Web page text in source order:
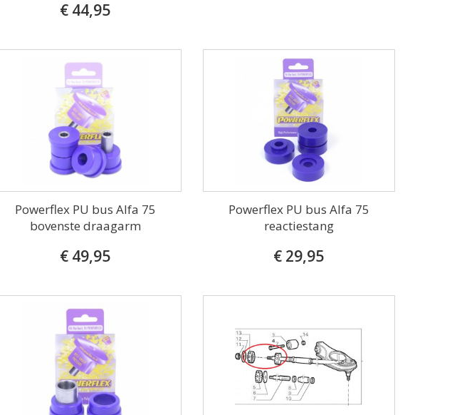
€ 44,95
Powerflex PU bus Alfa 75
bovenste draagarm
€ 49,95
Powerflex PU bus Alfa 75
reactiestang
€ 29,95